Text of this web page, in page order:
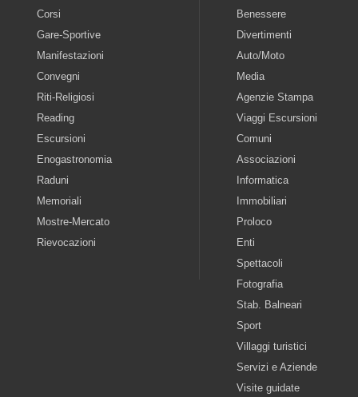
Corsi
Gare-Sportive
Manifestazioni
Convegni
Riti-Religiosi
Reading
Escursioni
Enogastronomia
Raduni
Memoriali
Mostre-Mercato
Rievocazioni
Benessere
Divertimenti
Auto/Moto
Media
Agenzie Stampa
Viaggi Escursioni
Comuni
Associazioni
Informatica
Immobiliari
Proloco
Enti
Spettacoli
Fotografia
Stab. Balneari
Sport
Villaggi turistici
Servizi e Aziende
Visite guidate